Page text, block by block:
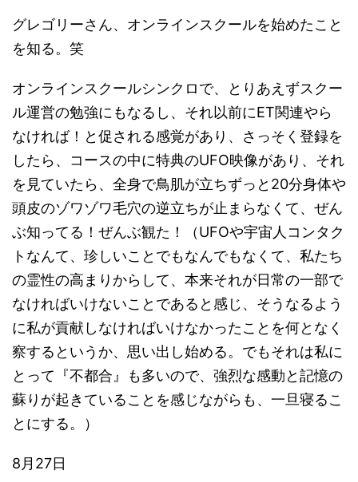
グレゴリーさん、オンラインスクールを始めたこと
を知る。笑
オンラインスクールシンクロで、とりあえずスクー
ル運営の勉強にもなるし、それ以前にET関連やら
なければ！と促される感覚があり、さっそく登録を
したら、コースの中に特典のUFO映像があり、それ
を見ていたら、全身で鳥肌が立ちずっと20分身体や
頭皮のゾワゾワ毛穴の逆立ちが止まらなくて、ぜん
ぶ知ってる！ぜんぶ観た！（UFOや宇宙人コンタク
トなんて、珍しいことでもなんでもなくて、私たち
の霊性の高まりからして、本来それが日常の一部で
なければいけないことであると感じ、そうなるよう
に私が貢献しなければいけなかったことを何となく
察するというか、思い出し始める。でもそれは私に
とって『不都合』も多いので、強烈な感動と記憶の
蘇りが起きていることを感じながらも、一旦寝るこ
とにする。）
8月27日